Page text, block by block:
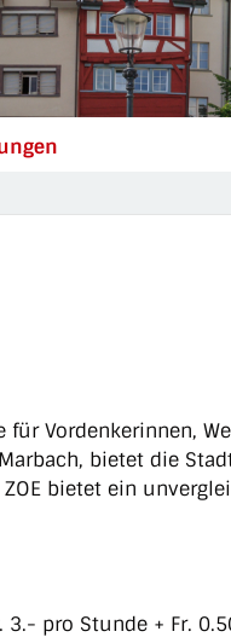
Vordenkerinnen,
bietet die
bietet ein
3.- pro Stunde + Fr.